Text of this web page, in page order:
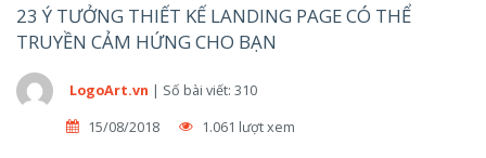
23 Ý TƯỞNG THIẾT KẾ LANDING PAGE CÓ THỂ
TRUYỀN CẢM HỨNG CHO BẠN
LogoArt.vn | Số bài viết: 310
15/08/2018
1.061 lượt xem